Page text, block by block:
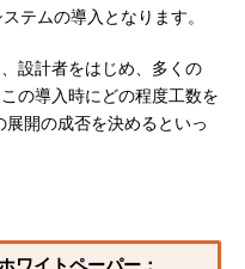
テムの導入となります。
設計者をはじめ、多くの
の導入時にどの程度工数を
開の成否を決めるといっ